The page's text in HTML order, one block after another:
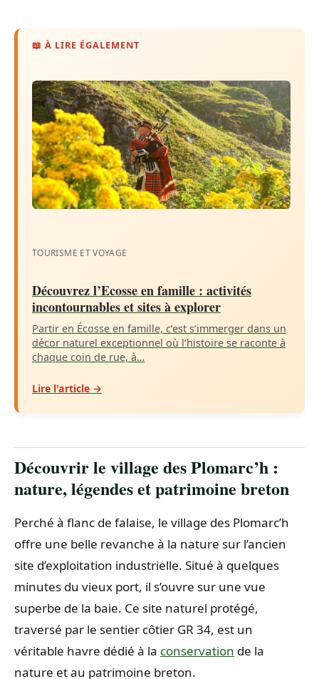
📖 À LIRE ÉGALEMENT
TOURISME ET VOYAGE
Découvrez l’Ecosse en famille : activités
incontournables et sites à explorer
Partir en Écosse en famille, c’est s’immerger dans un
décor naturel exceptionnel où l’histoire se raconte à
chaque coin de rue, à…
Lire l'article →
Découvrir le village des Plomarc’h :
nature, légendes et patrimoine breton
Perché à flanc de falaise, le village des Plomarc’h
offre une belle revanche à la nature sur l’ancien
site d’exploitation industrielle. Situé à quelques
minutes du vieux port, il s’ouvre sur une vue
superbe de la baie. Ce site naturel protégé,
traversé par le sentier côtier GR 34, est un
véritable havre dédié à la conservation de la
nature et au patrimoine breton.